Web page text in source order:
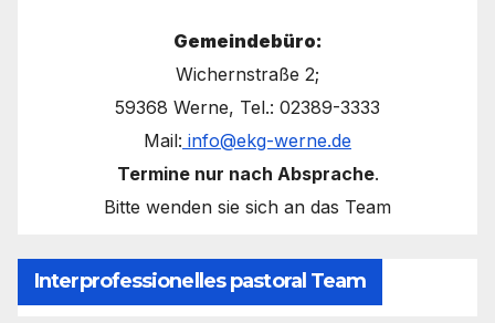
Gemeindebüro:
Wichernstraße 2;
59368 Werne, Tel.: 02389-3333
Mail: info@ekg-werne.de
Termine nur nach Absprache.
Bitte wenden sie sich an das Team
Interprofessionelles pastoral Team